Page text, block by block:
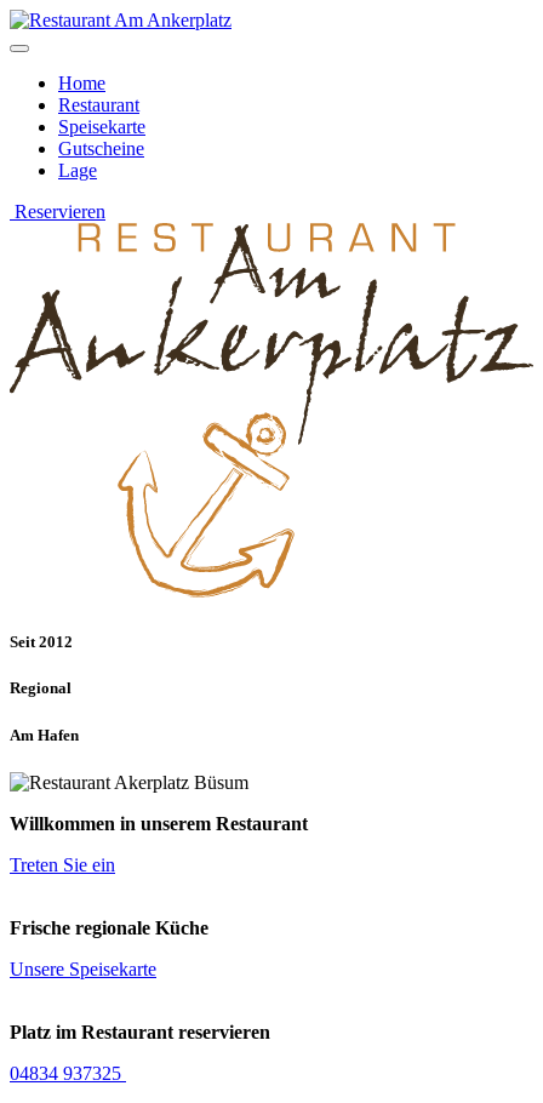
Home
Restaurant
Speisekarte
Gutscheine
Lage
Reservieren
Seit 2012
Regional
Am Hafen
Willkommen in unserem Restaurant
Treten Sie ein
Frische regionale Küche
Unsere Speisekarte
Platz im Restaurant reservieren
04834 937325